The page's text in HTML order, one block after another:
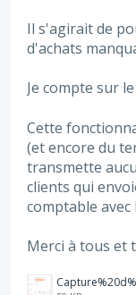
Il s'agirait de
d'achats
Je compte sur
Cette
(et encore du
transmette
clients qui
comptable
Merci à tous et